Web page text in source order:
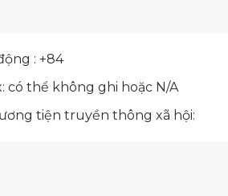
: +84
có thể không ghi hoặc N/A
tiện truyền thông xã hội: